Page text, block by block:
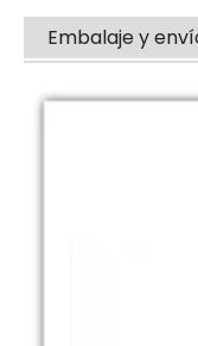
Embalaje y